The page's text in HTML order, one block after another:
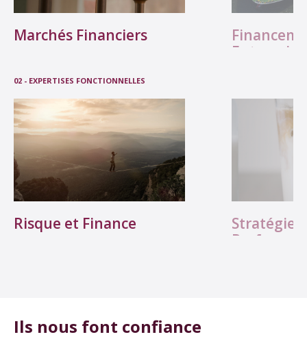
Marchés Financiers
02 - EXPERTISES FONCTIONNELLES
Risque et Finance
Stratégie
Ils nous font confiance